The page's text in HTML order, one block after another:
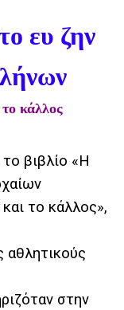
ευ ζην
κάλλος
βιβλίο «Η
το κάλλος»,
αθλητικούς
στην